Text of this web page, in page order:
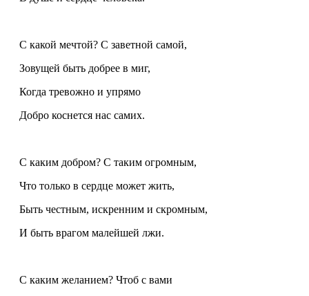
С какой мечтой? С заветной самой,
Зовущей быть добрее в миг,
Когда тревожно и упрямо
Добро коснется нас самих.
С каким добром? С таким огромным,
Что только в сердце может жить,
Быть честным, искренним и скромным,
И быть врагом малейшей лжи.
С каким желанием? Чтоб с вами